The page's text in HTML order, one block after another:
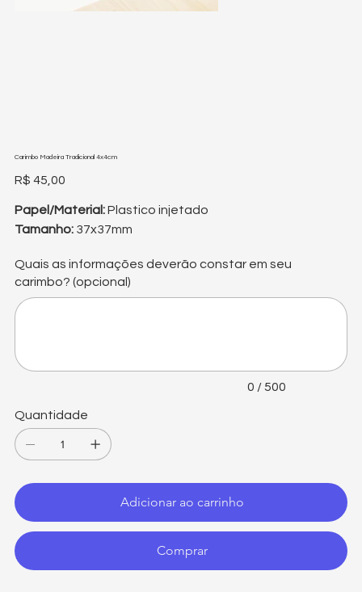
Carimbo Madeira Tradicional 4x4cm
Preço
R$ 45,00
Papel/Material:Plastico injetado
Tamanho: 37x37mm
Quais as informações deverão constar em seu
carimbo? (opcional)
500
caracteres.
0 / 500
Quantidade
Adicionar ao carrinho
Comprar